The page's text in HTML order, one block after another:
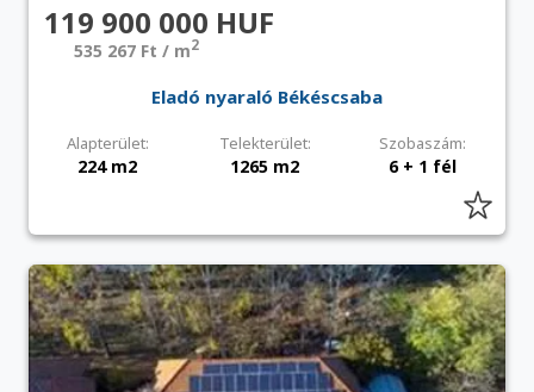
119 900 000 HUF
535 267 Ft / m2
Eladó nyaraló Békéscsaba
Alapterület: Telekterület: Szobaszám:
224 m2 1265 m2 6 + 1 fél